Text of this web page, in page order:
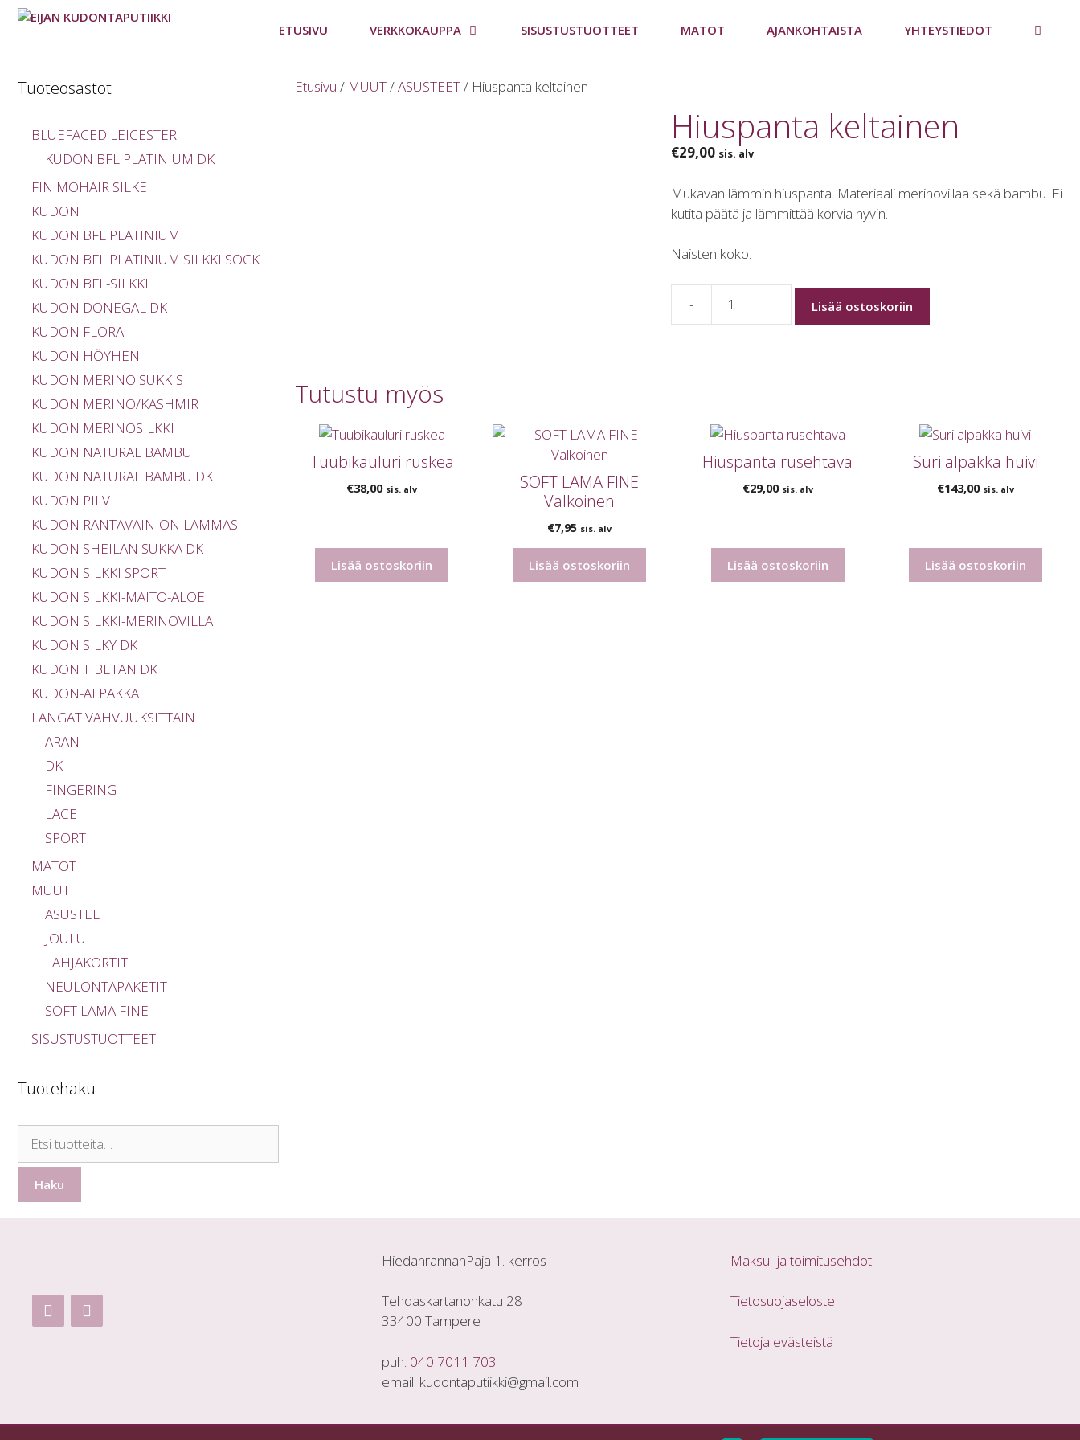
Siirry
sisältöön
ETUSIVU VERKKOKAUPPA SISUSTUSTUOTTEET MATOT AJANKOHTAISTA YHTEYSTIEDOT
Etusivu / MUUT/ASUSTEET/ Hiuspanta keltainen
Hiuspanta keltainen
€29,00 sis. alv
Mukavan lämmin hiuspanta. Materiaali merinovillaa sekä bambu. Ei
kutita päätä ja lämmittää korvia hyvin.
Naisten koko.
- + Lisää ostoskoriin
Tutustu myös
Tuubikauluri ruskea
€38,00 sis. alv
Lisää ostoskoriin
SOFT LAMA FINE
Valkoinen
€7,95 sis. alv
Lisää ostoskoriin
Hiuspanta rusehtava
€29,00 sis. alv
Lisää ostoskoriin
Suri alpakka huivi
€143,00 sis. alv
Lisää ostoskoriin
Tuoteosastot
BLUEFACED LEICESTER
KUDON BFL PLATINIUM DK
FIN MOHAIR SILKE
KUDON
KUDON BFL PLATINIUM
KUDON BFL PLATINIUM SILKKI SOCK
KUDON BFL-SILKKI
KUDON DONEGAL DK
KUDON FLORA
KUDON HÖYHEN
KUDON MERINO SUKKIS
KUDON MERINO/KASHMIR
KUDON MERINOSILKKI
KUDON NATURAL BAMBU
KUDON NATURAL BAMBU DK
KUDON PILVI
KUDON RANTAVAINION LAMMAS
KUDON SHEILAN SUKKA DK
KUDON SILKKI SPORT
KUDON SILKKI-MAITO-ALOE
KUDON SILKKI-MERINOVILLA
KUDON SILKY DK
KUDON TIBETAN DK
KUDON-ALPAKKA
LANGAT VAHVUUKSITTAIN
ARAN
DK
FINGERING
LACE
SPORT
MATOT
MUUT
ASUSTEET
JOULU
LAHJAKORTIT
NEULONTAPAKETIT
SOFT LAMA FINE
SISUSTUSTUOTTEET
Tuotehaku
Haku
HiedanrannanPaja 1. kerros
Tehdaskartanonkatu 28
33400 Tampere
puh. 040 7011 703
email: kudontaputiikki@gmail.com
Maksu- ja toimitusehdot
Tietosuojaseloste
Tietoja evästeistä